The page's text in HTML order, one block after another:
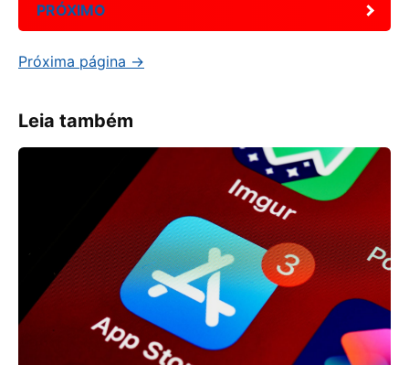
PRÓXIMO
Próxima página →
Leia também